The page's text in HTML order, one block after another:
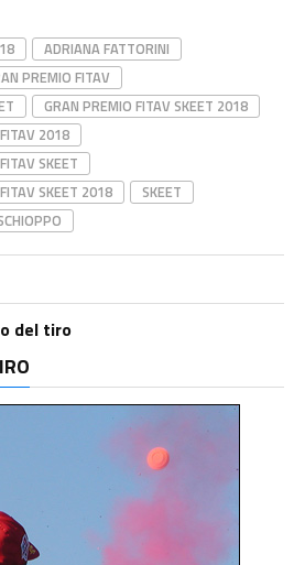
ADRIANA FATTORINI
PREMIO FITAV
GRAN PREMIO FITAV SKEET 2018
2018
SKEET
SKEET 2018
SKEET
del tiro